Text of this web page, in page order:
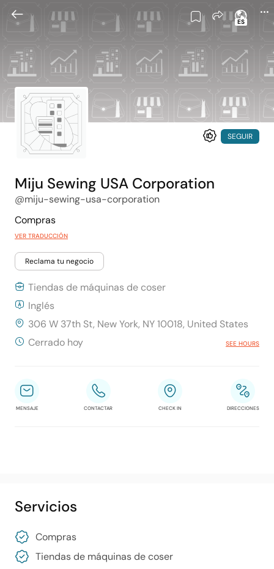
ES
SEGUIR
Miju Sewing USA Corporation
@miju-sewing-usa-corporation
Compras
VER TRADUCCIÓN
Reclama tu negocio
Tiendas de máquinas de coser
Inglés
306 W 37th St, New York, NY 10018, United States
Cerrado hoy
SEE HOURS
MENSAJE CONTACTAR CHECK IN DIRECCIONES
Servicios
Compras
Tiendas de máquinas de coser